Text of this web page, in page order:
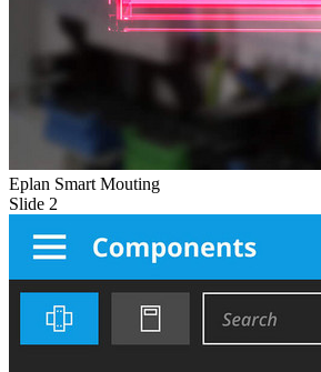
Eplan Smart Mouting
Slide 2